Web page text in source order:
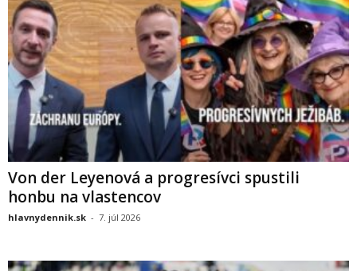
Von der Leyenová a progresívci spustili
honbu na vlastencov
hlavnydennik.sk - 7. júl 2026